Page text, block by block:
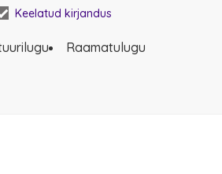
Keelatud kirjandus
Raamatulugu